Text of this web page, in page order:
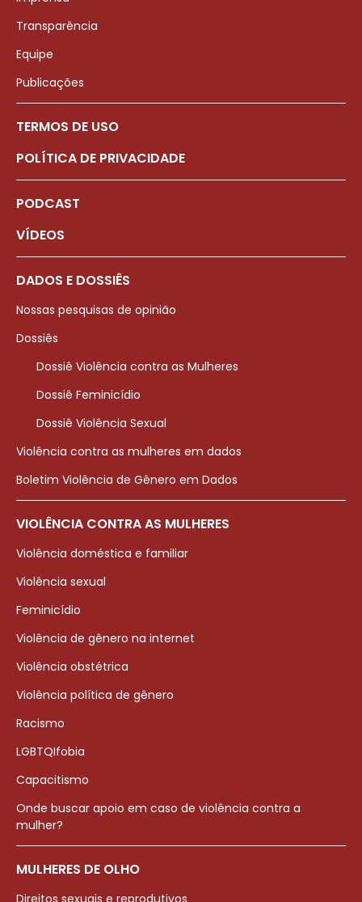
Transparência
Equipe
Publicações
TERMOS DE USO
POLÍTICA DE PRIVACIDADE
PODCAST
VÍDEOS
DADOS E DOSSIÊS
Nossas pesquisas de opinião
Dossiês
Dossiê Violência contra as Mulheres
Dossiê Feminicídio
Dossiê Violência Sexual
Violência contra as mulheres em dados
Boletim Violência de Gênero em Dados
VIOLÊNCIA CONTRA AS MULHERES
Violência doméstica e familiar
Violência sexual
Feminicídio
Violência de gênero na internet
Violência obstétrica
Violência política de gênero
Racismo
LGBTQIfobia
Capacitismo
Onde buscar apoio em caso de violência contra a
mulher?
MULHERES DE OLHO